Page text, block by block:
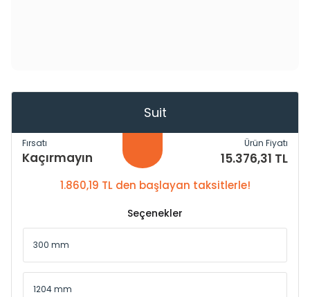
Suit
Fırsatı
Kaçırmayın
Ürün Fiyatı
15.376,31 TL
1.860,19 TL den başlayan taksitlerle!
Seçenekler